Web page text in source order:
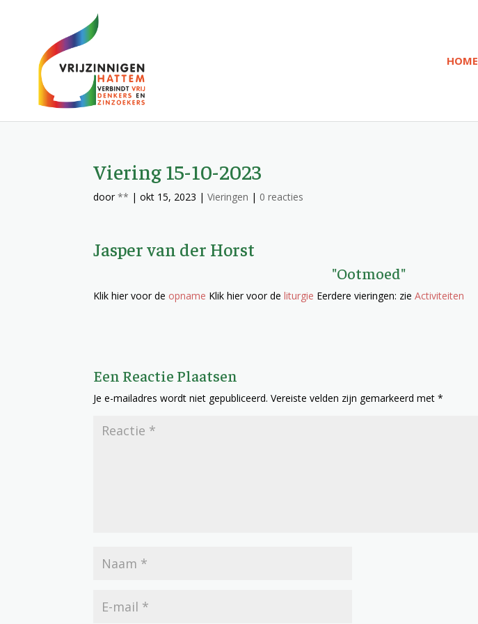
HOME
Viering 15-10-2023
door** |okt 15, 2023 |Vieringen | 0 reacties
Jasper van der Horst
"Ootmoed"
Klik hier voor de opname Klik hier voor deliturgie Eerdere vieringen: zieActiviteiten
Een Reactie Plaatsen
Je e-mailadres wordt niet gepubliceerd. Vereiste velden zijn gemarkeerd met*